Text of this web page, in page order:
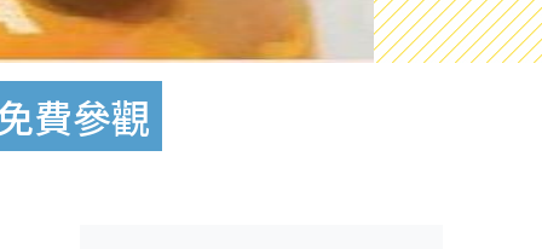
費參觀